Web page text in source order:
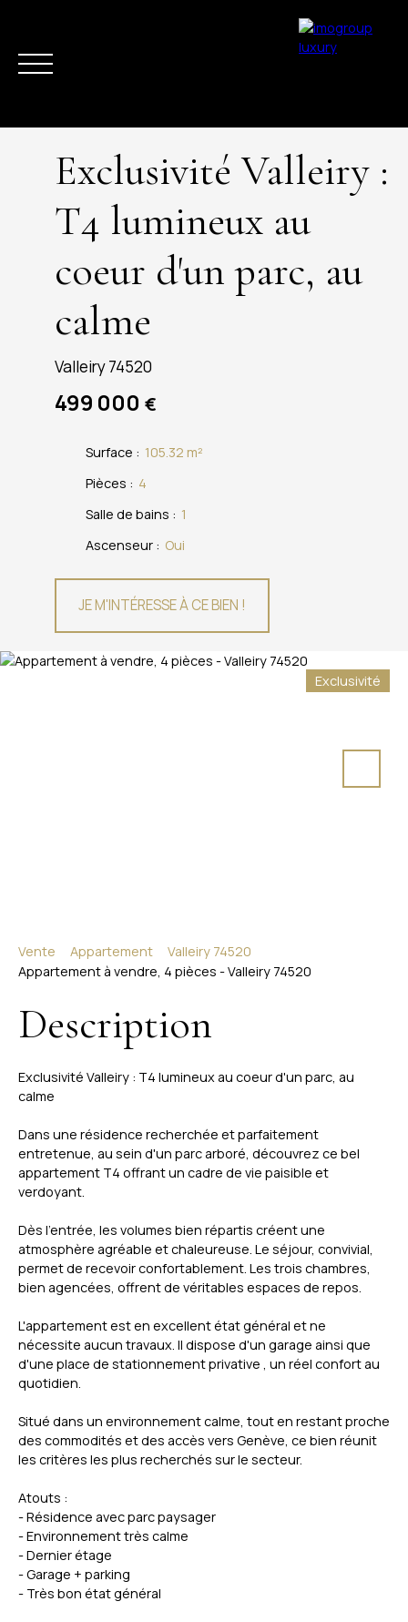
ESTIMER
Exclusivité Valleiry :
T4 lumineux au
coeur d'un parc, au
calme
Valleiry 74520
499 000 €
Surface : 105.32 m²
Pièces : 4
Salle de bains : 1
Ascenseur : Oui
JE M'INTÉRESSE À CE BIEN !
Exclusivité
Vente Appartement
Valleiry 74520
Appartement à vendre, 4 pièces - Valleiry 74520
Description
Exclusivité Valleiry : T4 lumineux au coeur d'un parc, au
calme
Dans une résidence recherchée et parfaitement
entretenue, au sein d'un parc arboré, découvrez ce bel
appartement T4 offrant un cadre de vie paisible et
verdoyant.
Dès l'entrée, les volumes bien répartis créent une
atmosphère agréable et chaleureuse. Le séjour, convivial,
permet de recevoir confortablement. Les trois chambres,
bien agencées, offrent de véritables espaces de repos.
L'appartement est en excellent état général et ne
nécessite aucun travaux. Il dispose d'un garage ainsi que
d'une place de stationnement privative , un réel confort au
quotidien.
Situé dans un environnement calme, tout en restant proche
des commodités et des accès vers Genève, ce bien réunit
les critères les plus recherchés sur le secteur.
Atouts :
- Résidence avec parc paysager
- Environnement très calme
- Dernier étage
- Garage + parking
- Très bon état général